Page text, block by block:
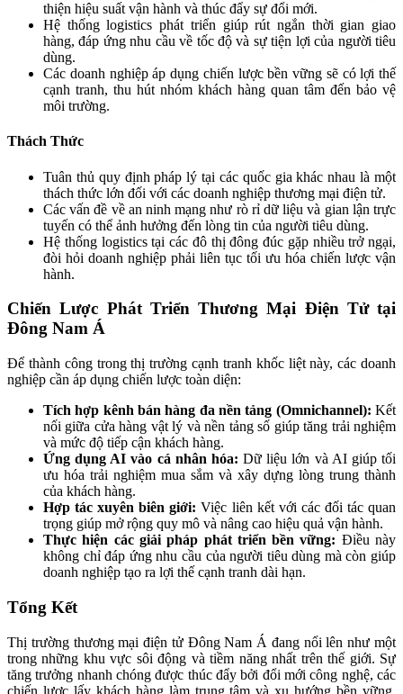
thiện hiệu suất vận hành và thúc đẩy sự đổi mới.
Hệ thống logistics phát triển giúp rút ngắn thời gian giao
hàng, đáp ứng nhu cầu về tốc độ và sự tiện lợi của người tiêu
dùng.
Các doanh nghiệp áp dụng chiến lược bền vững sẽ có lợi thế
cạnh tranh, thu hút nhóm khách hàng quan tâm đến bảo vệ
môi trường.
Thách Thức
Tuân thủ quy định pháp lý tại các quốc gia khác nhau là một
thách thức lớn đối với các doanh nghiệp thương mại điện tử.
Các vấn đề về an ninh mạng như rò rỉ dữ liệu và gian lận trực
tuyến có thể ảnh hưởng đến lòng tin của người tiêu dùng.
Hệ thống logistics tại các đô thị đông đúc gặp nhiều trở ngại,
đòi hỏi doanh nghiệp phải liên tục tối ưu hóa chiến lược vận
hành.
Chiến Lược Phát Triển Thương Mại Điện Tử tại
Đông Nam Á
Để thành công trong thị trường cạnh tranh khốc liệt này, các doanh
nghiệp cần áp dụng chiến lược toàn diện:
Tích hợp kênh bán hàng đa nền tảng (Omnichannel): Kết
nối giữa cửa hàng vật lý và nền tảng số giúp tăng trải nghiệm
và mức độ tiếp cận khách hàng.
Ứng dụng AI vào cá nhân hóa: Dữ liệu lớn và AI giúp tối
ưu hóa trải nghiệm mua sắm và xây dựng lòng trung thành
của khách hàng.
Hợp tác xuyên biên giới: Việc liên kết với các đối tác quan
trọng giúp mở rộng quy mô và nâng cao hiệu quả vận hành.
Thực hiện các giải pháp phát triển bền vững: Điều này
không chỉ đáp ứng nhu cầu của người tiêu dùng mà còn giúp
doanh nghiệp tạo ra lợi thế cạnh tranh dài hạn.
Tổng Kết
Thị trường thương mại điện tử Đông Nam Á đang nổi lên như một
trong những khu vực sôi động và tiềm năng nhất trên thế giới. Sự
tăng trưởng nhanh chóng được thúc đẩy bởi đổi mới công nghệ, các
chiến lược lấy khách hàng làm trung tâm và xu hướng bền vững.